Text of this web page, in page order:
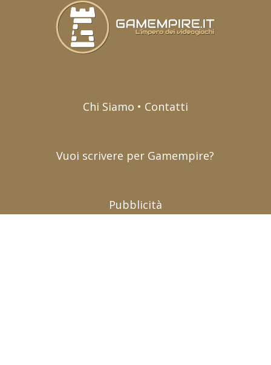
Chi Siamo • Contatti
Vuoi scrivere per Gamempire?
Pubblicità